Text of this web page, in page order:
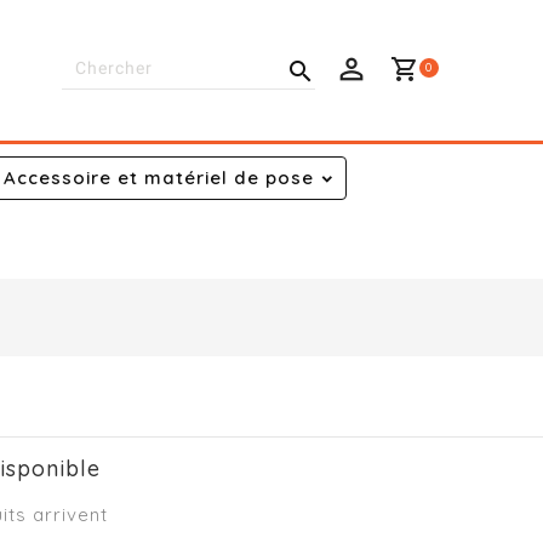
shopping_cart 0

Accessoire et matériel de pose
arrivent